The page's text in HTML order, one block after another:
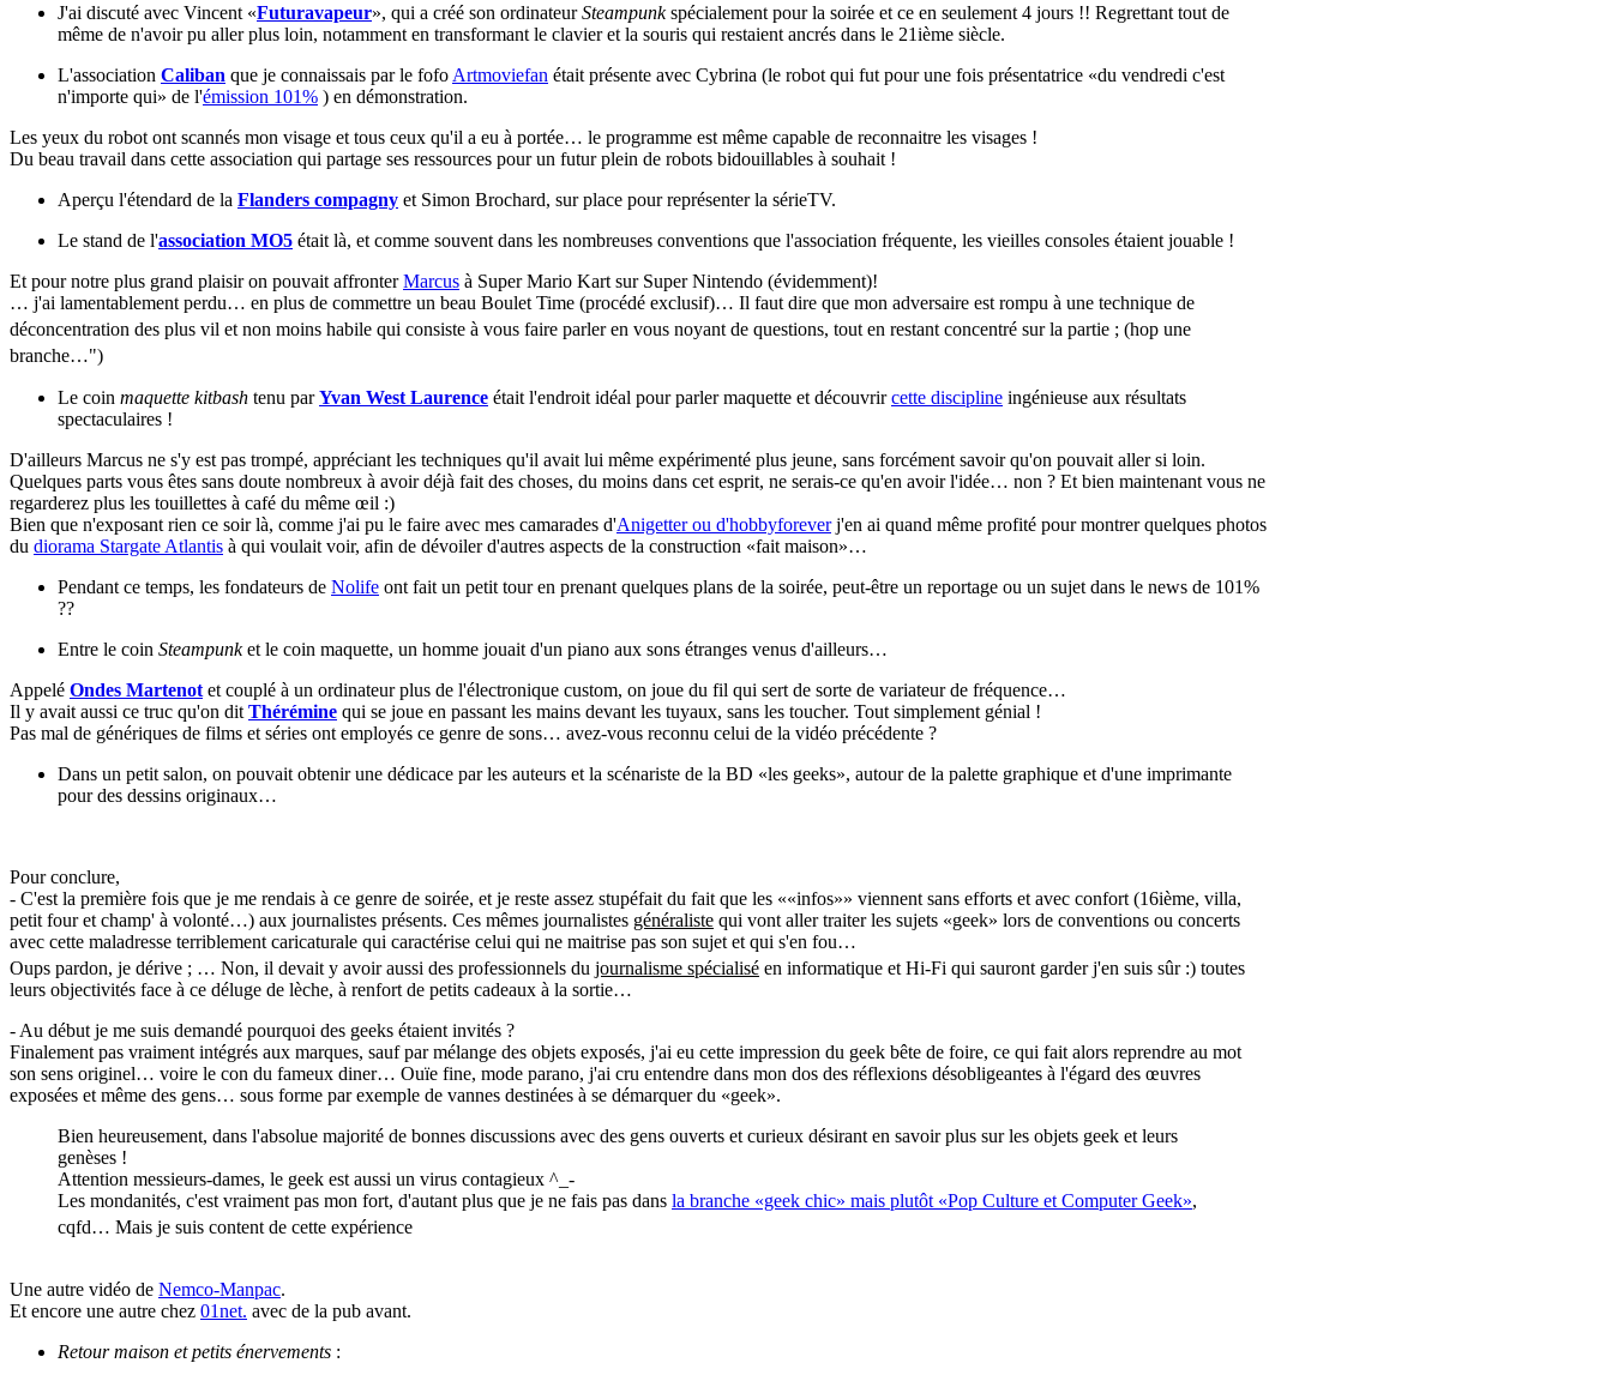
J'ai discuté avec Vincent «Futuravapeur», qui a créé son ordinateurSteampunkspécialement pour la soirée et ce en seulement 4 jours !! Regrettant tout de
même de n'avoir pu aller plus loin, notamment en transformant le clavier et la souris qui restaient ancrés dans le 21ième siècle.
L'association Caliban que je connaissais par le fofo Artmoviefan était présente avec Cybrina (le robot qui fut pour une fois présentatrice «du vendredi c'est
n'importe qui» de l'émission 101% ) en démonstration.
Les yeux du robot ont scannés mon visage et tous ceux qu'il a eu à portée… le programme est même capable de reconnaitre les visages !
Du beau travail dans cette association qui partage ses ressources pour un futur plein de robots bidouillables à souhait !
Aperçu l'étendard de la Flanders compagny et Simon Brochard, sur place pour représenter la sérieTV.
Le stand de l'association MO5 était là, et comme souvent dans les nombreuses conventions que l'association fréquente, les vieilles consoles étaient jouable !
Et pour notre plus grand plaisir on pouvait affronterMarcus à Super Mario Kart sur Super Nintendo (évidemment)!
… j'ai lamentablement perdu… en plus de commettre un beau Boulet Time (procédé exclusif)… Il faut dire que mon adversaire est rompu à une technique de
déconcentration des plus vil et non moins habile qui consiste à vous faire parler en vous noyant de questions, tout en restant concentré sur la partie ; (hop une
branche…")
Le coin maquette kitbash tenu parYvan West Laurence était l'endroit idéal pour parler maquette et découvrircette discipline ingénieuse aux résultats
spectaculaires !
D'ailleurs Marcus ne s'y est pas trompé, appréciant les techniques qu'il avait lui même expérimenté plus jeune, sans forcément savoir qu'on pouvait aller si loin.
Quelques parts vous êtes sans doute nombreux à avoir déjà fait des choses, du moins dans cet esprit, ne serais-ce qu'en avoir l'idée… non ? Et bien maintenant vous ne
regarderez plus les touillettes à café du même œil :)
Bien que n'exposant rien ce soir là, comme j'ai pu le faire avec mes camarades d'Anigetter ou d'hobbyforeverj'en ai quand même profité pour montrer quelques photos
du diorama Stargate Atlantis à qui voulait voir, afin de dévoiler d'autres aspects de la construction «fait maison»…
Pendant ce temps, les fondateurs de Nolife ont fait un petit tour en prenant quelques plans de la soirée, peut-être un reportage ou un sujet dans le news de 101%
??
Entre le coin Steampunket le coin maquette, un homme jouait d'un piano aux sons étranges venus d'ailleurs…
Appelé Ondes Martenot et couplé à un ordinateur plus de l'électronique custom, on joue du fil qui sert de sorte de variateur de fréquence…
Il y avait aussi ce truc qu'on dit Thérémine qui se joue en passant les mains devant les tuyaux, sans les toucher. Tout simplement génial !
Pas mal de génériques de films et séries ont employés ce genre de sons… avez-vous reconnu celui de la vidéo précédente ?
Dans un petit salon, on pouvait obtenir une dédicace par les auteurs et la scénariste de la BD «les geeks», autour de la palette graphique et d'une imprimante
pour des dessins originaux…
Pour conclure,
- C'est la première fois que je me rendais à ce genre de soirée, et je reste assez stupéfait du fait que les ««infos»» viennent sans efforts et avec confort (16ième, villa,
petit four et champ' à volonté…) aux journalistes présents. Ces mêmes journalistes généraliste qui vont aller traiter les sujets «geek» lors de conventions ou concerts
avec cette maladresse terriblement caricaturale qui caractérise celui qui ne maitrise pas son sujet et qui s'en fou…
Oups pardon, je dérive ; … Non, il devait y avoir aussi des professionnels du journalisme spécialisé en informatique et Hi-Fi qui sauront garder j'en suis sûr :) toutes
leurs objectivités face à ce déluge de lèche, à renfort de petits cadeaux à la sortie…
- Au début je me suis demandé pourquoi des geeks étaient invités ?
Finalement pas vraiment intégrés aux marques, sauf par mélange des objets exposés, j'ai eu cette impression du geek bête de foire, ce qui fait alors reprendre au mot
son sens originel… voire le con du fameux diner… Ouïe fine, mode parano, j'ai cru entendre dans mon dos des réflexions désobligeantes à l'égard des œuvres
exposées et même des gens… sous forme par exemple de vannes destinées à se démarquer du «geek».
Bien heureusement, dans l'absolue majorité de bonnes discussions avec des gens ouverts et curieux désirant en savoir plus sur les objets geek et leurs
genèses !
Attention messieurs-dames, le geek est aussi un virus contagieux ^_-
Les mondanités, c'est vraiment pas mon fort, d'autant plus que je ne fais pas dans la branche «geek chic» mais plutôt «Pop Culture et Computer Geek»,
cqfd… Mais je suis content de cette expérience
Une autre vidéo de Nemco-Manpac.
Et encore une autre chez 01net. avec de la pub avant.
Retour maison et petits énervements :